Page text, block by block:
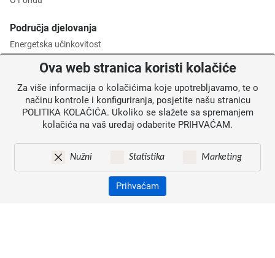
Područja djelovanja
Energetska učinkovitost
Posredničko tijelo razine 2
Informacije za korisnike
Mapa weba
Ova web stranica koristi kolačiće
Za više informacija o kolačićima koje upotrebljavamo, te o
načinu kontrole i konfiguriranja, posjetite našu stranicu
POLITIKA KOLAČIĆA. Ukoliko se slažete sa spremanjem
kolačića na vaš uređaj odaberite PRIHVAĆAM.
Nužni Statistika Marketing
Prihvaćam